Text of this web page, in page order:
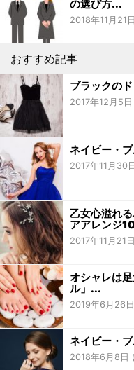
の選び方...
2018年11月21
おすすめ記事
ブラックの
2017年12月5
ネイビー・
2017年11月30
乙女心溢れ
アアレンジ
2017年11月21
オシャレは
ル」...
2019年6月26
ネイビー・
2018年6月8日